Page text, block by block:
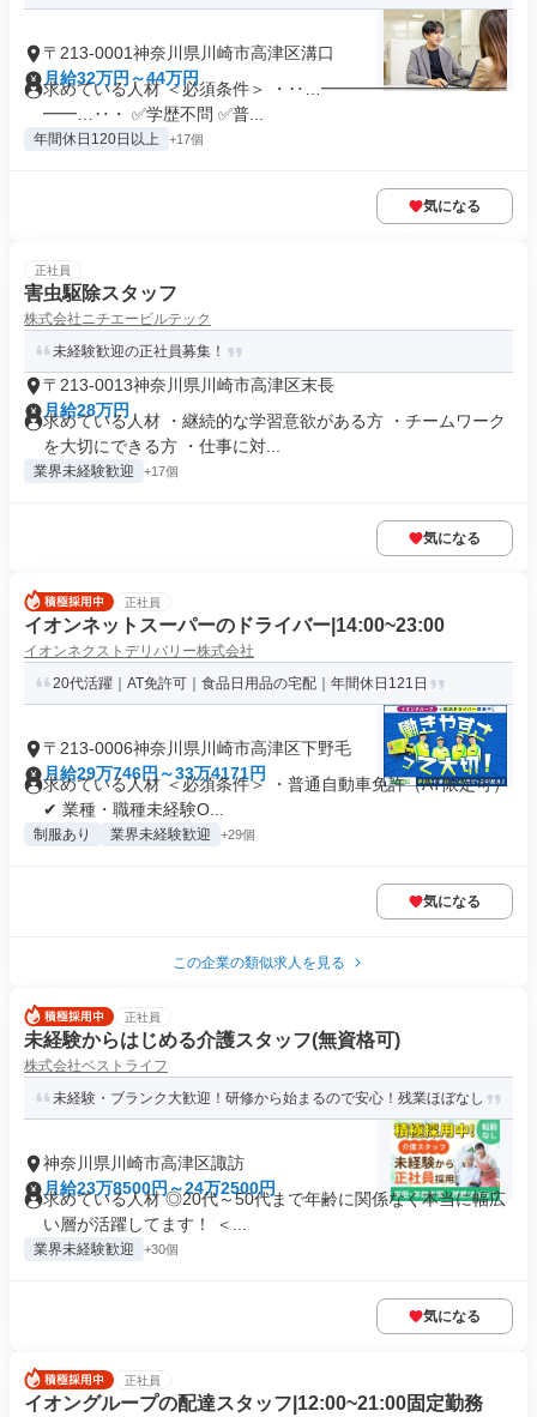
〒213-0001神奈川県川崎市高津区溝口
月給32万円～44万円
求めている人材 ＜必須条件＞ ・‥…━━━━━━━━━━━
━━…‥・ ✅学歴不問 ✅普...
年間休日120日以上 +17個
気になる
正社員
害虫駆除スタッフ
株式会社ニチエービルテック
未経験歓迎の正社員募集！
〒213-0013神奈川県川崎市高津区末長
月給28万円
求めている人材 ・継続的な学習意欲がある方 ・チームワーク
を大切にできる方 ・仕事に対...
業界未経験歓迎 +17個
気になる
正社員
イオンネットスーパーのドライバー|14:00~23:00
イオンネクストデリバリー株式会社
20代活躍｜AT免許可｜食品日用品の宅配｜年間休日121日
〒213-0006神奈川県川崎市高津区下野毛
月給29万746円～33万4171円
求めている人材 ＜必須条件＞ ・普通自動車免許（AT限定可）
✔ 業種・職種未経験O...
制服あり 業界未経験歓迎 +29個
気になる
この企業の類似求人を見る
正社員
未経験からはじめる介護スタッフ(無資格可)
株式会社ベストライフ
未経験・ブランク大歓迎！研修から始まるので安心！残業ほぼなし
神奈川県川崎市高津区諏訪
月給23万8500円～24万2500円
求めている人材 ◎20代～50代まで年齢に関係なく本当に幅広
い層が活躍してます！ ＜...
業界未経験歓迎 +30個
気になる
正社員
イオングループの配達スタッフ|12:00~21:00固定勤務